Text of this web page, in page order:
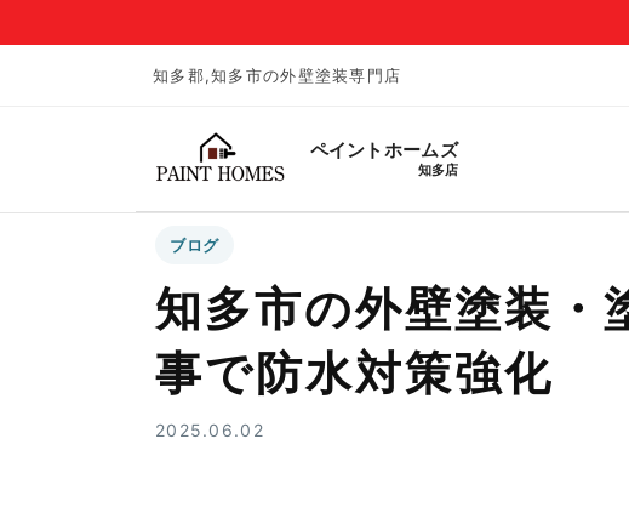
知多郡,知多市の外壁塗装専門店
ペイントホームズ
知多店
ブログ
知多市の外壁塗装・
事で防水対策強化
2025.06.02